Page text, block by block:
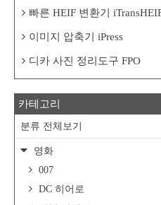
빠른 HEIF 변환기
이미지 압축기 iPress
디카 사진 정리도구 FPO
카테고리
분류 전체보기
영화
007
DC 히어로